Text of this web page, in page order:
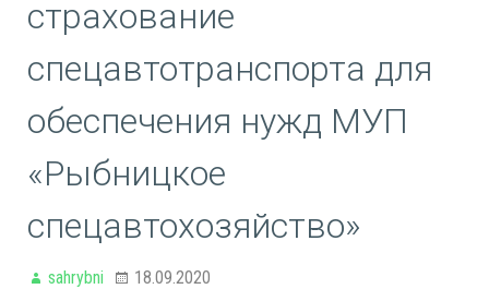
страхование
спецавтотранспорта для
обеспечения нужд МУП
«Рыбницкое
спецавтохозяйство»
sahrybni 18.09.2020